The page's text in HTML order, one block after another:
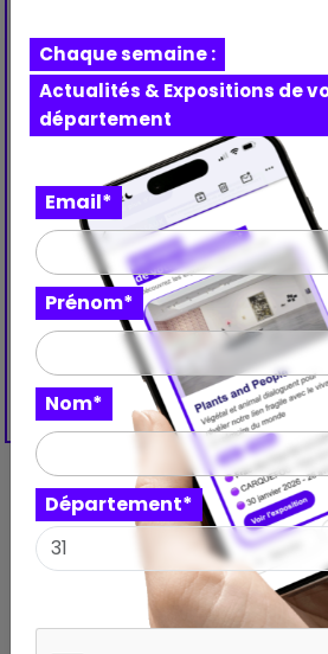
Découvrez
expositions à
Chaque semaine :
Actualités & Expositions de
département
Email*
Prénom*
Nom*
Département*